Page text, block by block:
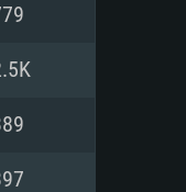
버를
지원